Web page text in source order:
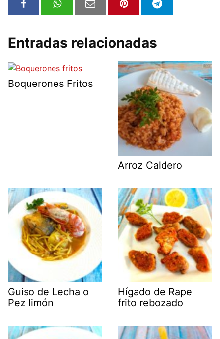
Entradas relacionadas
Boquerones Fritos
Arroz Caldero
Guiso de Lecha o
Pez limón
Hígado de Rape
frito rebozado